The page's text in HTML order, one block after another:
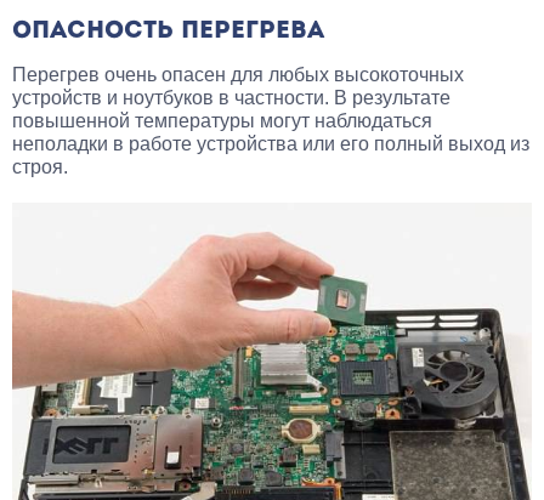
ОПАСНОСТЬ ПЕРЕГРЕВА
Перегрев очень опасен для любых высокоточных
устройств и ноутбуков в частности. В результате
повышенной температуры могут наблюдаться
неполадки в работе устройства или его полный выход из
строя.